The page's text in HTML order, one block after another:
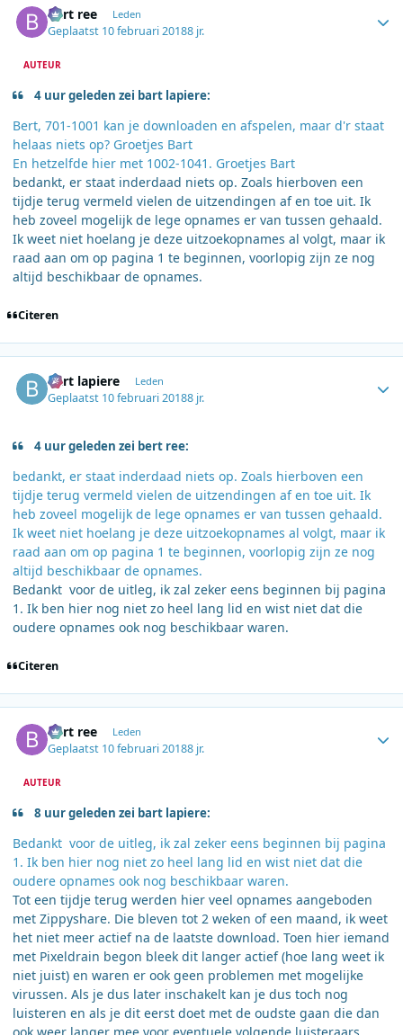
bert ree Leden
Geplaatst 10 februari 20188 jr.
AUTEUR
4 uur geleden zei bart lapiere:
Bert, 701-1001 kan je downloaden en afspelen, maar d'r staat
helaas niets op? Groetjes Bart
En hetzelfde hier met 1002-1041. Groetjes Bart
bedankt, er staat inderdaad niets op. Zoals hierboven een
tijdje terug vermeld vielen de uitzendingen af en toe uit. Ik
heb zoveel mogelijk de lege opnames er van tussen gehaald.
Ik weet niet hoelang je deze uitzoekopnames al volgt, maar ik
raad aan om op pagina 1 te beginnen, voorlopig zijn ze nog
altijd beschikbaar de opnames.
Citeren
bart lapiere Leden
Geplaatst 10 februari 20188 jr.
4 uur geleden zei bert ree:
bedankt, er staat inderdaad niets op. Zoals hierboven een
tijdje terug vermeld vielen de uitzendingen af en toe uit. Ik
heb zoveel mogelijk de lege opnames er van tussen gehaald.
Ik weet niet hoelang je deze uitzoekopnames al volgt, maar ik
raad aan om op pagina 1 te beginnen, voorlopig zijn ze nog
altijd beschikbaar de opnames.
Bedankt voor de uitleg, ik zal zeker eens beginnen bij pagina
1. Ik ben hier nog niet zo heel lang lid en wist niet dat die
oudere opnames ook nog beschikbaar waren.
Citeren
bert ree Leden
Geplaatst 10 februari 20188 jr.
AUTEUR
8 uur geleden zei bart lapiere:
Bedankt voor de uitleg, ik zal zeker eens beginnen bij pagina
1. Ik ben hier nog niet zo heel lang lid en wist niet dat die
oudere opnames ook nog beschikbaar waren.
Tot een tijdje terug werden hier veel opnames aangeboden
met Zippyshare. Die bleven tot 2 weken of een maand, ik weet
het niet meer actief na de laatste download. Toen hier iemand
met Pixeldrain begon bleek dit langer actief (hoe lang weet ik
niet juist) en waren er ook geen problemen met mogelijke
virussen. Als je dus later inschakelt kan je dus toch nog
luisteren en als je dit eerst doet met de oudste gaan die dan